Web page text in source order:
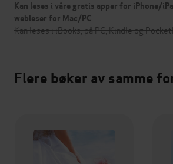
Kan leses i våre gratis apper for iPhone/
webleser for Mac/PC
Kan leses i iBooks, på PC, Kindle og
Flere bøker av samme